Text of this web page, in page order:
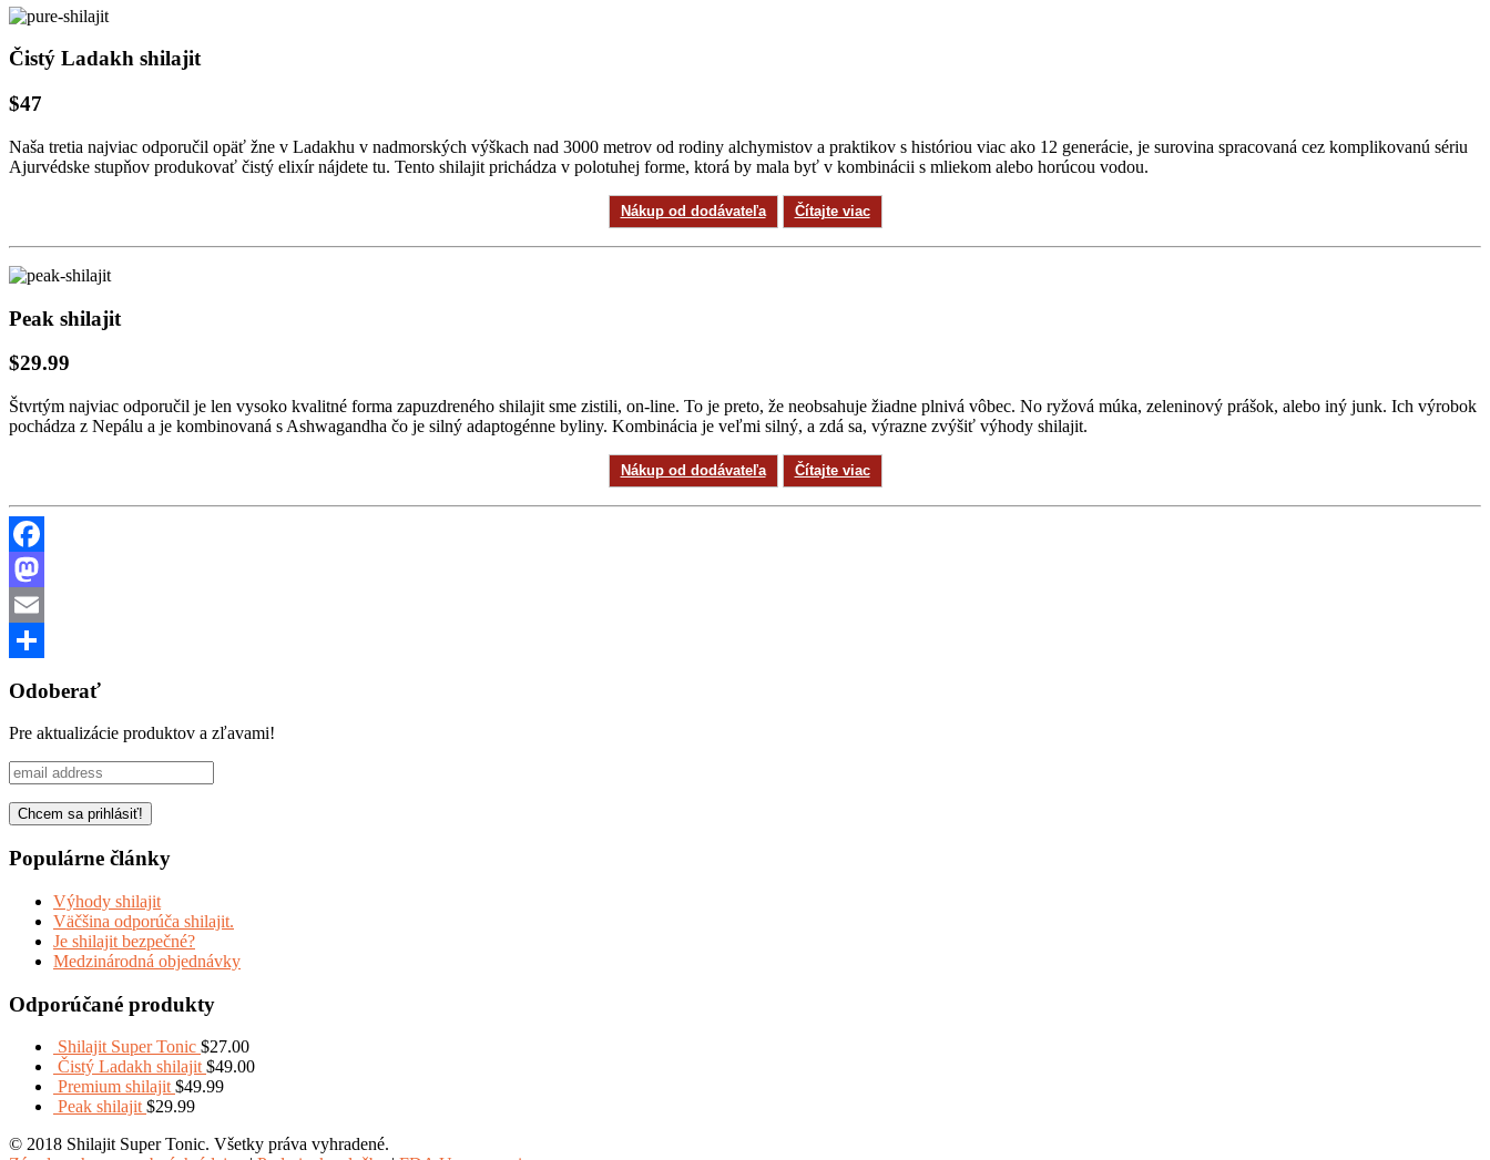
Čistý Ladakh shilajit
$47
Naša tretia najviac odporučil opäť žne v Ladakhu v nadmorských výškach nad 3000 metrov od rodiny alchymistov a praktikov s históriou viac ako 12 generácie, je surovina spracovaná cez komplikovanú sériu
Ajurvédske stupňov produkovať čistý elixír nájdete tu. Tento shilajit prichádza v polotuhej forme, ktorá by mala byť v kombinácii s mliekom alebo horúcou vodou.
Nákup od dodávateľa Čítajte viac
Peak shilajit
$29.99
Štvrtým najviac odporučil je len vysoko kvalitné forma zapuzdreného shilajit sme zistili, on-line. To je preto, že neobsahuje žiadne plnivá vôbec. No ryžová múka, zeleninový prášok, alebo iný junk. Ich výrobok
pochádza z Nepálu a je kombinovaná s Ashwagandha čo je silný adaptogénne byliny. Kombinácia je veľmi silný, a zdá sa, výrazne zvýšiť výhody shilajit.
Nákup od dodávateľa Čítajte viac
Facebook
Mastodon
Email
Odoberať
Pre aktualizácie produktov a zľavami!
Populárne články
Výhody shilajit
Väčšina odporúča shilajit.
Je shilajit bezpečné?
Medzinárodná objednávky
Odporúčané produkty
Shilajit Super Tonic $27.00
Čistý Ladakh shilajit $49.00
Premium shilajit $49.99
Peak shilajit $29.99
© 2018 Shilajit Super Tonic. Všetky práva vyhradené.